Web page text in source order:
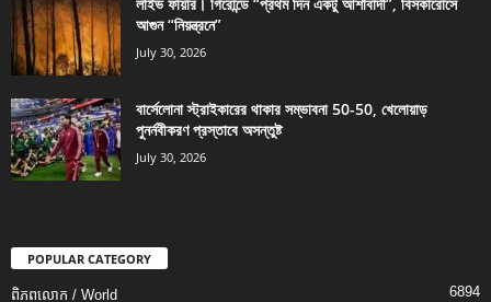
লাইভ ফায়ার। গিরোন্ডে “প্রথম দিন একটু আশাবাদী”, বিসকারোসে
আগুন “নিয়ন্ত্রনে”
July 30, 2026
বার্সেলোনা স্ট্রাইকারের থাকার সম্ভাবনা 50-50, খেলোয়াড়
পুনর্নবীকরণ প্রস্তাবে অসন্তুষ্ট
July 30, 2026
POPULAR CATEGORY
ពិភពលោក / World 6894